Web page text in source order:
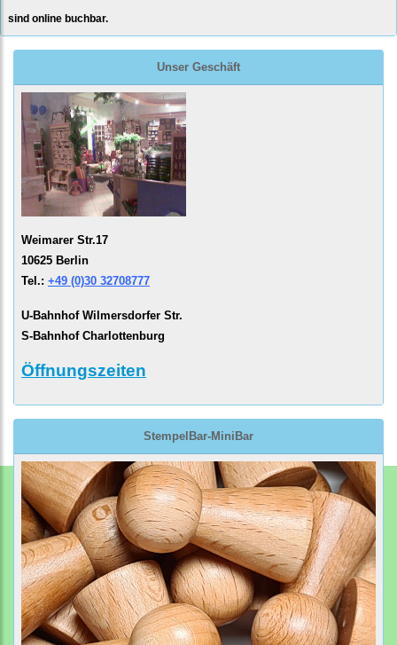
sind online buchbar.
Unser Geschäft
Weimarer Str.17
10625 Berlin
Tel.: +49 (0)30 32708777
U-Bahnhof Wilmersdorfer Str.
S-Bahnhof Charlottenburg
Öffnungszeiten
StempelBar-MiniBar